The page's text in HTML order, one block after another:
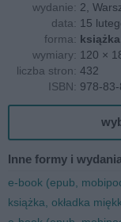
wydanie: 2,
data: 15
forma:
wymiary: 120 ×
liczba stron: 432
ISBN: 978-
Inne formy i
e-book (epub,
książka, okładka